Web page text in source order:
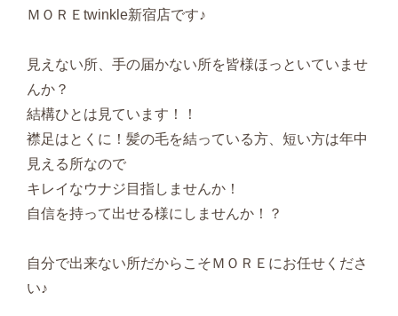
ＭＯＲＥtwinkle新宿店です♪
見えない所、手の届かない所を皆様ほっといていませ
んか？
結構ひとは見ています！！
襟足はとくに！髪の毛を結っている方、短い方は年中
見える所なので
キレイなウナジ目指しませんか！
自信を持って出せる様にしませんか！？
自分で出来ない所だからこそＭＯＲＥにお任せくださ
い♪